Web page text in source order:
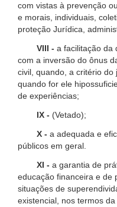
com vistas à prevenção
e morais, individuais,
proteção Jurídica,
VIII - a facilitação da
com a inversão do ônus
civil, quando, a critério
quando for ele
de experiências;
IX - (Vetado);
X - a adequada e
públicos em geral.
XI - a garantia de
educação financeira e de
situações de
existencial, nos termos